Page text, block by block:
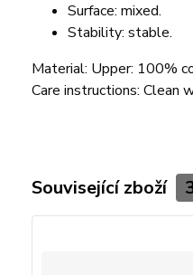
Surface: mixed.
Stability: stable.
Material: Upper: 100%
Care instructions: Clean
Související zboží